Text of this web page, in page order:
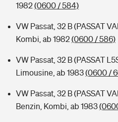
1982(0600 / 584)
VW Passat, 32 B (PASSAT
Kombi, ab 1982(0600 / 586)
VW Passat, 32 B (PASSAT
Limousine, ab 1983(0600 /
VW Passat, 32 B (PASSAT
Benzin, Kombi, ab 1983